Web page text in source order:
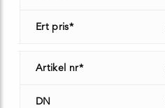
Ert pris*
Artikel nr*
DN